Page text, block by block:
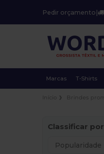
Pedir orçamento |
Marcas T-Shirts
Classificar por